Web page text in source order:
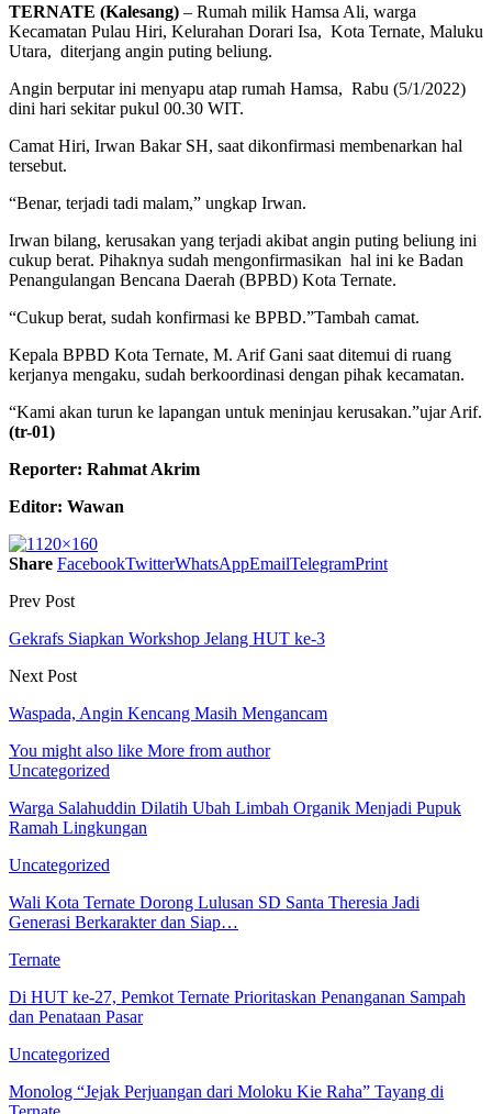
TERNATE (Kalesang) – Rumah milik Hamsa Ali, warga
Kecamatan Pulau Hiri, Kelurahan Dorari Isa, Kota Ternate, Maluku
Utara, diterjang angin puting beliung.
Angin berputar ini menyapu atap rumah Hamsa, Rabu (5/1/2022)
dini hari sekitar pukul 00.30 WIT.
Camat Hiri, Irwan Bakar SH, saat dikonfirmasi membenarkan hal
tersebut.
“Benar, terjadi tadi malam,” ungkap Irwan.
Irwan bilang, kerusakan yang terjadi akibat angin puting beliung ini
cukup berat. Pihaknya sudah mengonfirmasikan hal ini ke Badan
Penangulangan Bencana Daerah (BPBD) Kota Ternate.
“Cukup berat, sudah konfirmasi ke BPBD.”Tambah camat.
Kepala BPBD Kota Ternate, M. Arif Gani saat ditemui di ruang
kerjanya mengaku, sudah berkoordinasi dengan pihak kecamatan.
“Kami akan turun ke lapangan untuk meninjau kerusakan.”ujar Arif.
(tr-01)
Reporter: Rahmat Akrim
Editor: Wawan
Share FacebookTwitterWhatsAppEmailTelegramPrint
Prev Post
Gekrafs Siapkan Workshop Jelang HUT ke-3
Next Post
Waspada, Angin Kencang Masih Mengancam
You might also like More from author
Uncategorized
Warga Salahuddin Dilatih Ubah Limbah Organik Menjadi Pupuk
Ramah Lingkungan
Uncategorized
Wali Kota Ternate Dorong Lulusan SD Santa Theresia Jadi
Generasi Berkarakter dan Siap…
Ternate
Di HUT ke-27, Pemkot Ternate Prioritaskan Penanganan Sampah
dan Penataan Pasar
Uncategorized
Monolog “Jejak Perjuangan dari Moloku Kie Raha” Tayang di